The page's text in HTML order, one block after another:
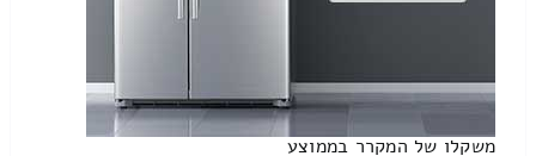
משקלו של המקרר בממוצע